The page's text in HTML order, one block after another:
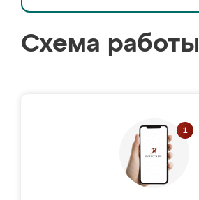
Схема работы